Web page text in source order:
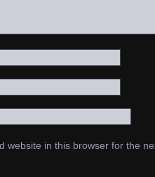
website in this browser for the